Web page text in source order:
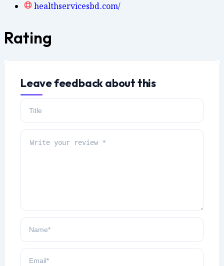
healthservicesbd.com/
Rating
Leave feedback about this